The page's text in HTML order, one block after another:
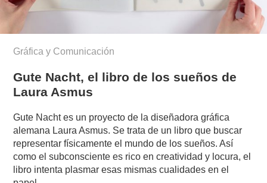
Gráfica y Comunicación
Gute Nacht, el libro de los sueños de
Laura Asmus
Gute Nacht es un proyecto de la diseñadora gráfica
alemana Laura Asmus. Se trata de un libro que buscar
representar físicamente el mundo de los sueños. Así
como el subconsciente es rico en creatividad y locura, el
libro intenta plasmar esas mismas cualidades en el